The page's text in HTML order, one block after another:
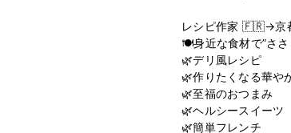
レシピ作家 🇫🇷→京
🍽身近な食材で”さ
🌿デリ風レシピ
🌿作りたくなる華や
🌿至福のおつまみ
🌿ヘルシースイーツ
🌿簡単フレンチ